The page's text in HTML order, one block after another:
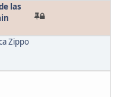
las
Zippo